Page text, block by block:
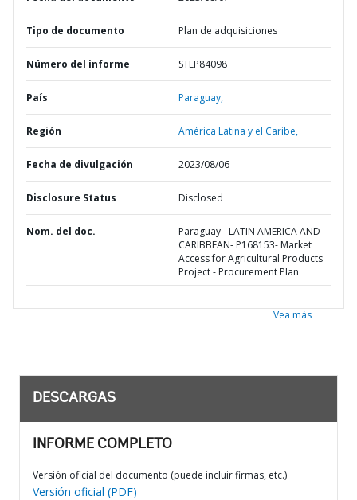
Tipo de documento Plan de adquisiciones
Número del informe STEP84098
País Paraguay,
Región América Latina y el Caribe,
Fecha de divulgación 2023/08/06
Disclosure Status Disclosed
Nom. del doc.
Paraguay - LATIN AMERICA AND
CARIBBEAN- P168153- Market
Access for Agricultural Products
Project - Procurement Plan
Vea más
DESCARGAS
INFORME COMPLETO
Versión oficial del documento (puede incluir firmas, etc.)
Versión oficial (PDF)